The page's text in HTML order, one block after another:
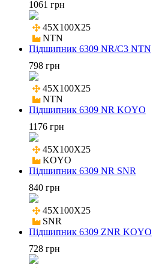
1061 грн
45X100X25
NTN
Підшипник 6309 NR/C3 NTN
798 грн
45X100X25
NTN
Підшипник 6309 NR KOYO
1176 грн
45X100X25
KOYO
Підшипник 6309 NR SNR
840 грн
45X100X25
SNR
Підшипник 6309 ZNR KOYO
728 грн